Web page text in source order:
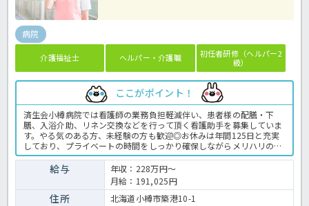
病院
介護福祉士 ヘルパー・介護職
初任者研修（ヘルパー2
級）
ここがポイント！
済生会小樽病院では看護師の業務負担軽減伴い、患者様の配膳・下
膳、入浴介助、リネン交換などを行って頂く看護助手を募集していま
す。やる気のある方、未経験の方も歓迎◎お休みは年間125日と充実
しており、プライベートの時間をしっかり確保しながらメリハリのあ
る働き方が叶いますよ♪JR小樽築港駅から徒歩10分の場所にあり、利
便性は抜群！年2回賞与の支給があるのも嬉しいですね。ご興味のあ
る方はお気軽にほっ介護までお問い合わせ下さい。病院での看護助手
業務全般です。 ＜介護職 正職員 病院の求人＞
給与
年収：228万円～
月給：191,025円
住所 北海道小樽市築港10-1